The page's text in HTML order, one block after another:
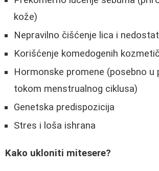
kože)
Nepravilno čišćenje lica i
Korišćenje komedogenih
Hormonske promene (posebno u
tokom menstrualnog ciklusa)
Genetska predispozicija
Stres i loša ishrana
Kako ukloniti mitesere?